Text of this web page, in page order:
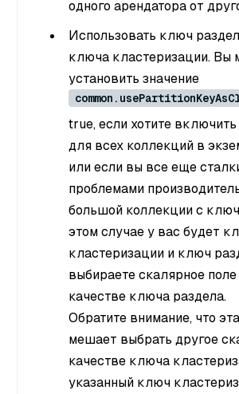
одного арендатора от
Использовать ключ
ключа кластеризации. Вы
установить значение
true, если хотите
для всех коллекций в
или если вы все еще
проблемами
большой коллекции с
этом случае у вас будет
кластеризации и ключ
выбираете скалярное
качестве ключа раздела.
Обратите внимание, что
мешает выбрать другое
качестве ключа
указанный ключ